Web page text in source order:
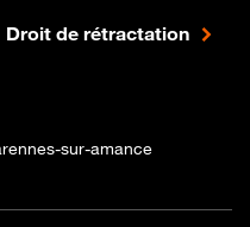
Droit de rétractation
sur-amance